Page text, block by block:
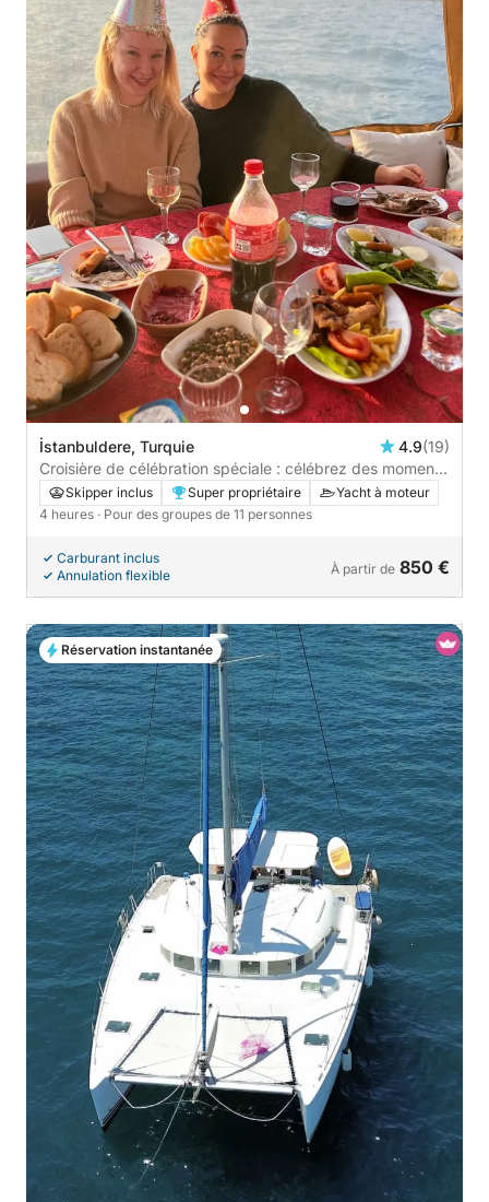
İstanbuldere, Turquie 4.9(19)
Croisière de célébration spéciale : célébrez des moments
uniques lors d'une croisière sur le Bosphore
Skipper inclus Super propriétaire
Yacht à moteur
4 heures · Pour des groupes de 11 personnes
Carburant inclus
Annulation flexible
À partir de 850 €
Réservation instantanée